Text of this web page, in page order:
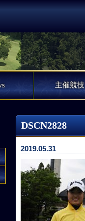
主催競技
DSCN2828
2019.05.31